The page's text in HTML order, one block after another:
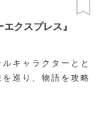
クスプレス』
キャラクターとと
巡り、物語を攻略